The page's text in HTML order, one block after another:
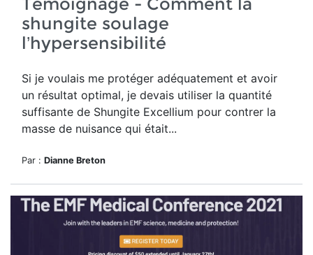
shungite soulage
l’hypersensibilité
Si je voulais me protéger adéquatement et avoir
un résultat optimal, je devais utiliser la quantité
suffisante de Shungite Excellium pour contrer la
masse de nuisance qui était...
Par : Dianne Breton